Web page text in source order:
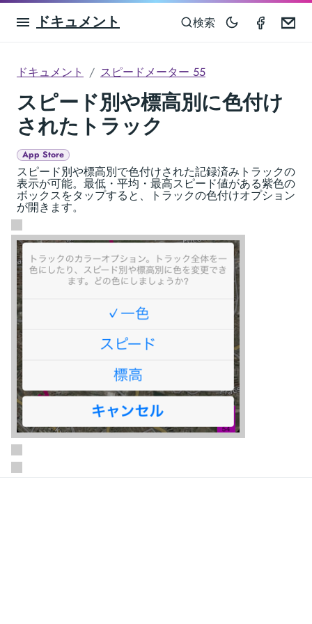
ドキュメント 検索
ドキュメント スピードメーター 55
スピード別や標高別に色付け
されたトラック
App Store
スピード別や標高別で色付けされた記録済みトラックの
表示が可能。最低・平均・最高スピード値がある紫色の
ボックスをタップすると、トラックの色付けオプション
が開きます。